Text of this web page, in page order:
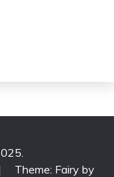
Theme: Fairy by